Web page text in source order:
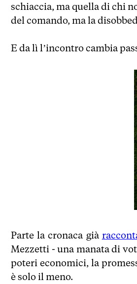
schiaccia, ma quella di chi
del comando, ma la
E da lì l’incontro cambia
Parte la cronaca già
Mezzetti - una manata di
poteri economici, la
è solo il meno.